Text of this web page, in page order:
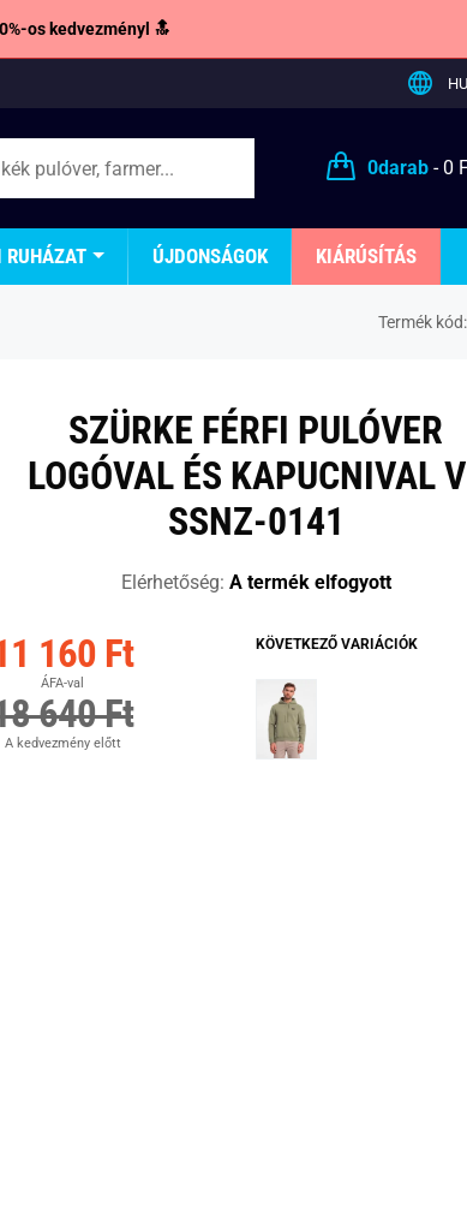
os kedvezményl 🔝
0darab- 0
RUHÁZAT ÚJDONSÁGOK KIÁRÚSÍTÁS
Termék kód:
SZÜRKE FÉRFI PULÓVER
LOGÓVAL ÉS KAPUCNIVAL
SSNZ-0141
Elérhetőség: A termék elfogyott
160 Ft
ÁFA-val
640 Ft
A kedvezmény előtt
KÖVETKEZŐ VARIÁCIÓK